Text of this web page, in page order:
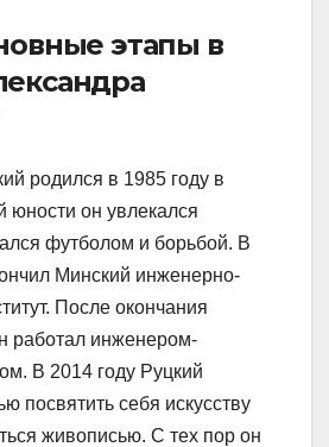
этапы в
родился в 1985 году в
юности он увлекался
футболом и борьбой. В
Минский инженерно-
После окончания
работал инженером-
В 2014 году Руцкий
посвятить себя искусству
живописью. С тех пор он